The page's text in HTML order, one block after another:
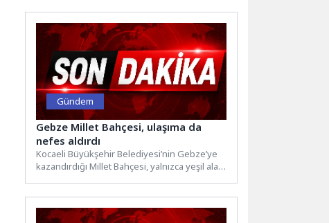
Gündem
Gebze Millet Bahçesi, ulaşıma da
nefes aldırdı
Kocaeli Büyükşehir Belediyesi’nin Gebze’ye
kazandırdığı Millet Bahçesi, yalnızca yeşil alan